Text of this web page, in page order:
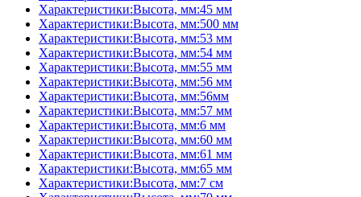
Характеристики:Высота, мм:45 мм
Характеристики:Высота, мм:500 мм
Характеристики:Высота, мм:53 мм
Характеристики:Высота, мм:54 мм
Характеристики:Высота, мм:55 мм
Характеристики:Высота, мм:56 мм
Характеристики:Высота, мм:56мм
Характеристики:Высота, мм:57 мм
Характеристики:Высота, мм:6 мм
Характеристики:Высота, мм:60 мм
Характеристики:Высота, мм:61 мм
Характеристики:Высота, мм:65 мм
Характеристики:Высота, мм:7 см